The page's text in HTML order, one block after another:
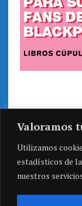
Valoramos
Utilizamos
estadísticos de
nuestros